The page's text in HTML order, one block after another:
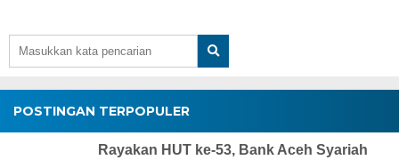
POSTINGAN TERPOPULER
Rayakan HUT ke-53, Bank Aceh Syariah